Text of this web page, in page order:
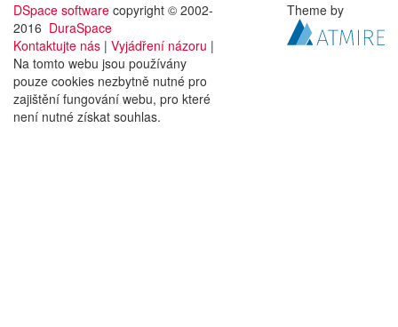
DSpace software copyright © 2002-
2016 DuraSpace
Kontaktujte nás | Vyjádření názoru |
Na tomto webu jsou používány
pouze cookies nezbytně nutné pro
zajištění fungování webu, pro které
není nutné získat souhlas.
Theme by